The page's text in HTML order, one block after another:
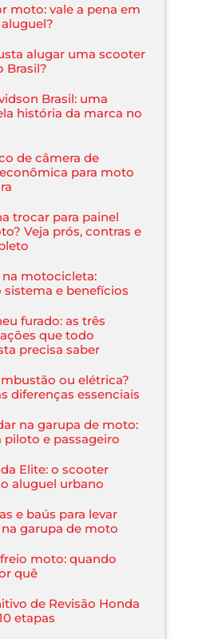
moto: vale a pena em
alugar uma scooter
Brasil?
Brasil: uma
história da marca no
de câmera de
para moto
trocar para painel
Veja prós, contras e
na motocicleta:
sistema e benefícios
furado: as três
que todo
precisa saber
ou elétrica?
diferenças essenciais
na garupa de moto:
piloto e passageiro
Elite: o scooter
aluguel urbano
e baús para levar
garupa de moto
moto: quando
quê
de Revisão Honda
etapas